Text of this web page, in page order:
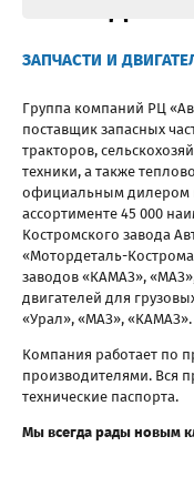
ЗАПЧАСТИ И
Группа компаний РЦ
поставщик запасных
тракторов,
техники, а также
официальным дилером
ассортименте 45 000
Костромского завода
«Мотордеталь-
заводов «КАМАЗ»,
двигателей для
«Урал», «МАЗ», «КАМАЗ».
Компания работает по
производителями. Вся
технические паспорта.
Мы всегда рады новым